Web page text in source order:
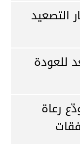
التصعيد
للعودة
رعاة